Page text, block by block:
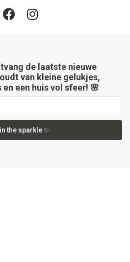
de laatste nieuwe
van kleine gelukjes,
een huis vol sfeer! 🌸
the sparkle ✨